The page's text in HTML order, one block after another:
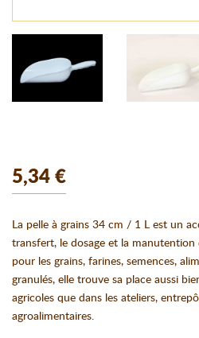
5,34 €
La pelle à grains 34 cm / 1 L est un
transfert, le dosage et la manutention
pour les grains, farines, semences,
granulés, elle trouve sa place aussi
agricoles que dans les ateliers,
agroalimentaires.